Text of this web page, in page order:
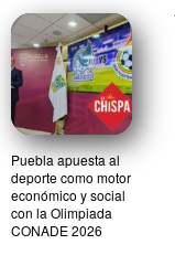
Puebla apuesta al
deporte como motor
económico y social
con la Olimpiada
CONADE 2026